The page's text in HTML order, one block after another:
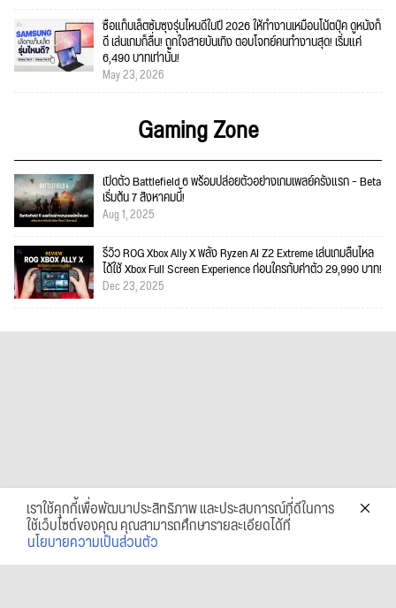
ซื้อแท็บเล็ตซัมซุงรุ่นไหนดีในปี 2026 ให้ทำงานเหมือนโน้ตบุ๊ค ดูหนังก็
ดี เล่นเกมก็ลื่น! ถูกใจสายบันเทิง ตอบโจทย์คนทำงานสุด! เริ่มแค่
6,490 บาทเท่านั้น!
May 23, 2026
Gaming Zone
เปิดตัว Battlefield 6 พร้อมปล่อยตัวอย่างเกมเพลย์ครั้งแรก – Beta
เริ่มต้น 7 สิงหาคมนี้!
Aug 1, 2025
รีวิว ROG Xbox Ally X พลัง Ryzen AI Z2 Extreme เล่นเกมลื่นไหล
ได้ใช้ Xbox Full Screen Experience ก่อนใครกับค่าตัว 29,990 บาท!
Dec 23, 2025
เราใช้คุกกี้เพื่อพัฒนาประสิทธิภาพ และประสบการณ์ที่ดีในการ
ใช้เว็บไซต์ของคุณ คุณสามารถศึกษารายละเอียดได้ที่
นโยบายความเป็นส่วนตัว